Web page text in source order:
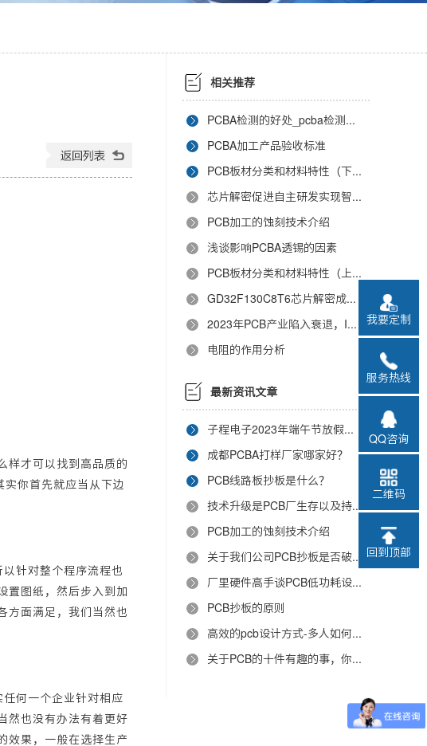
样才可以找到高品质的
实你首先就应当从下边
针对整个程序流程也
置图纸，然后步入到加
方面满足，我们当然也
何一个企业针对相应
然也没有办法有着更好
效果，一般在选择生产
相关推荐
PCBA检测的好处_pcba检测标准
PCBA加工产品验收标准
PCB板材分类和材料特性（下）
芯片解密促进自主研发实现智能设备升级
PCB加工的蚀刻技术介绍
浅谈影响PCBA透锡的因素
PCB板材分类和材料特性（上）
GD32F130C8T6芯片解密成功案例
2023年PCB产业陷入衰退，IC载板成长率先降后升
电阻的作用分析
最新资讯文章
子程电子2023年端午节放假通知
成都PCBA打样厂家哪家好？
PCB线路板抄板是什么？
技术升级是PCB厂生存以及持续发展的重要手段
PCB加工的蚀刻技术介绍
关于我们公司PCB抄板是否破坏原板说明
厂里硬件高手谈PCB低功耗设计问题
PCB抄板的原则
高效的pcb设计方式-多人如何在线协作PCB设计
关于PCB的十件有趣的事，你知道几个？
我要定制
服务热线
QQ咨询
二维码
回到顶部